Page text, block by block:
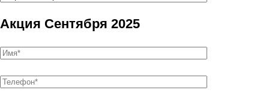
Акция Сентября 2025